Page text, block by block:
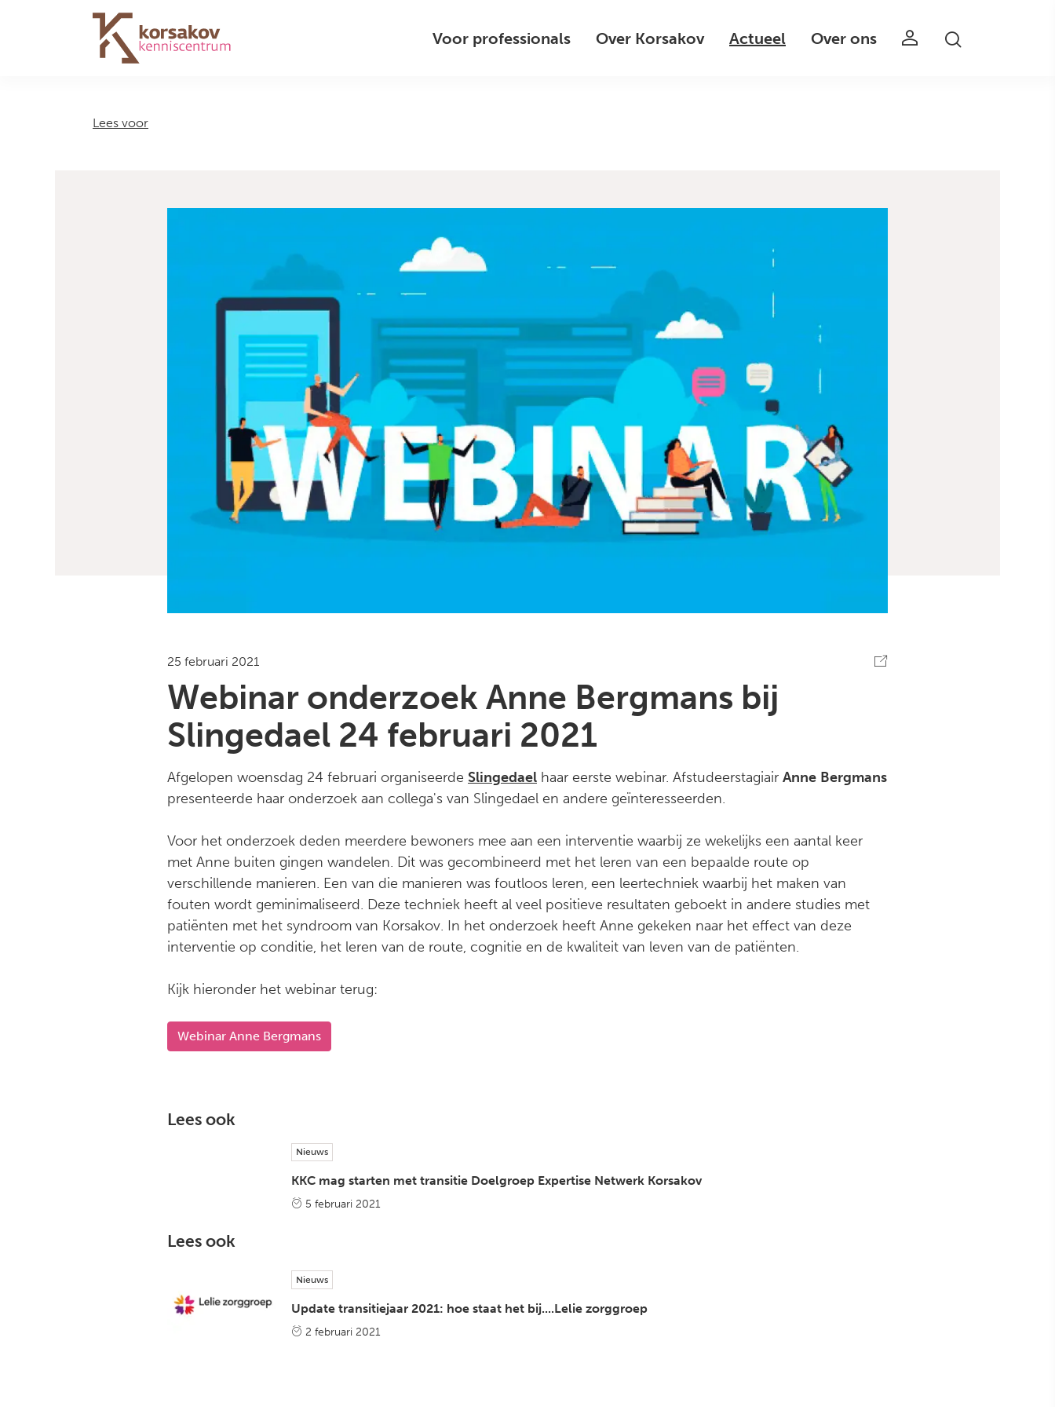
Navigation Voor professionals Over Korsakov Actueel Over ons
Lees voor
25 februari 2021
Webinar onderzoek Anne Bergmans bij
Slingedael 24 februari 2021
Afgelopen woensdag 24 februari organiseerde Slingedael haar eerste webinar. Afstudeerstagiair Anne Bergmans
presenteerde haar onderzoek aan collega's van Slingedael en andere geïnteresseerden.
Voor het onderzoek deden meerdere bewoners mee aan een interventie waarbij ze wekelijks een aantal keer
met Anne buiten gingen wandelen. Dit was gecombineerd met het leren van een bepaalde route op
verschillende manieren. Een van die manieren was foutloos leren, een leertechniek waarbij het maken van
fouten wordt geminimaliseerd. Deze techniek heeft al veel positieve resultaten geboekt in andere studies met
patiënten met het syndroom van Korsakov. In het onderzoek heeft Anne gekeken naar het effect van deze
interventie op conditie, het leren van de route, cognitie en de kwaliteit van leven van de patiënten.
Kijk hieronder het webinar terug:
Webinar Anne Bergmans
Lees ook
Nieuws
KKC mag starten met transitie Doelgroep Expertise Netwerk Korsakov
5 februari 2021
Lees ook
Nieuws
Update transitiejaar 2021: hoe staat het bij....Lelie zorggroep
2 februari 2021